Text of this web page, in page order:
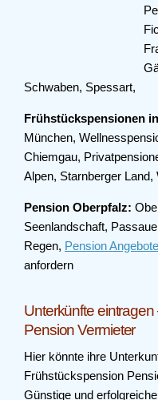
Schwaben, Spessart,
Frühstückspensionen
München,
Chiemgau,
Alpen, Starnberger
Pension Oberpfalz:
Seenlandschaft,
Regen, Pension Angebote
anfordern
Unterkünfte
Pension Vermieter
Hier könnte ihre
Frühstückspension
Günstige und